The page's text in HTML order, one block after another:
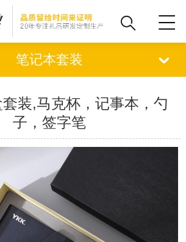
笔记本套装
装,马克杯，记事本，勺
子，签字笔